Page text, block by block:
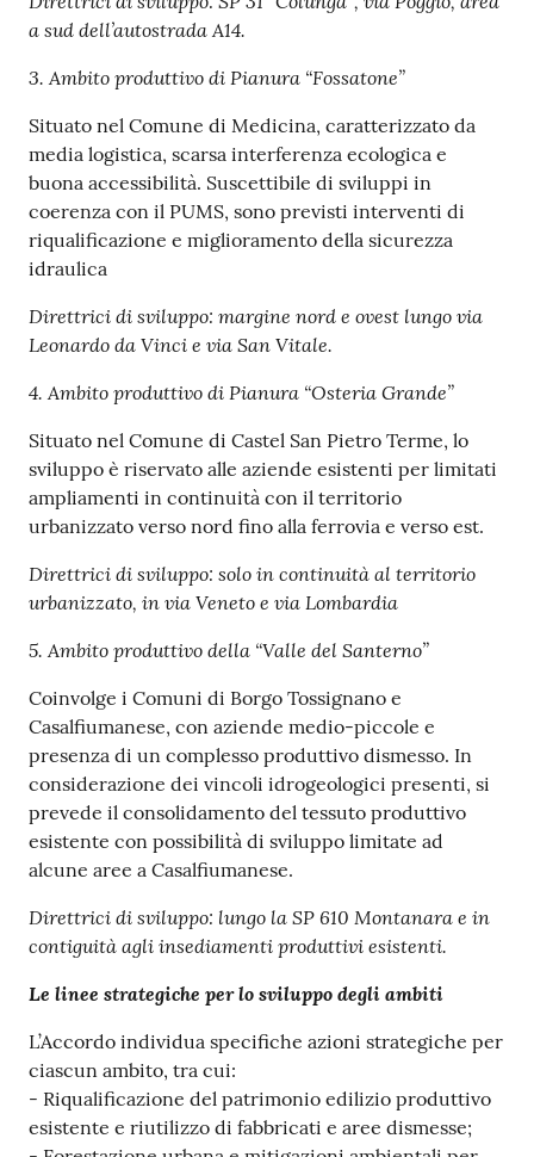
a sud dell’autostrada A14.
3. Ambito produttivo di Pianura “Fossatone”
Situato nel Comune di Medicina, caratterizzato da
media logistica, scarsa interferenza ecologica e
buona accessibilità. Suscettibile di sviluppi in
coerenza con il PUMS, sono previsti interventi di
riqualificazione e miglioramento della sicurezza
idraulica
Direttrici di sviluppo: margine nord e ovest lungo via
Leonardo da Vinci e via San Vitale.
4. Ambito produttivo di Pianura “Osteria Grande”
Situato nel Comune di Castel San Pietro Terme, lo
sviluppo è riservato alle aziende esistenti per limitati
ampliamenti in continuità con il territorio
urbanizzato verso nord fino alla ferrovia e verso est.
Direttrici di sviluppo: solo in continuità al territorio
urbanizzato, in via Veneto e via Lombardia
5. Ambito produttivo della “Valle del Santerno”
Coinvolge i Comuni di Borgo Tossignano e
Casalfiumanese, con aziende medio-piccole e
presenza di un complesso produttivo dismesso. In
considerazione dei vincoli idrogeologici presenti, si
prevede il consolidamento del tessuto produttivo
esistente con possibilità di sviluppo limitate ad
alcune aree a Casalfiumanese.
Direttrici di sviluppo: lungo la SP 610 Montanara e in
contiguità agli insediamenti produttivi esistenti.
Le linee strategiche per lo sviluppo degli ambiti
L’Accordo individua specifiche azioni strategiche per
ciascun ambito, tra cui:
- Riqualificazione del patrimonio edilizio produttivo
esistente e riutilizzo di fabbricati e aree dismesse;